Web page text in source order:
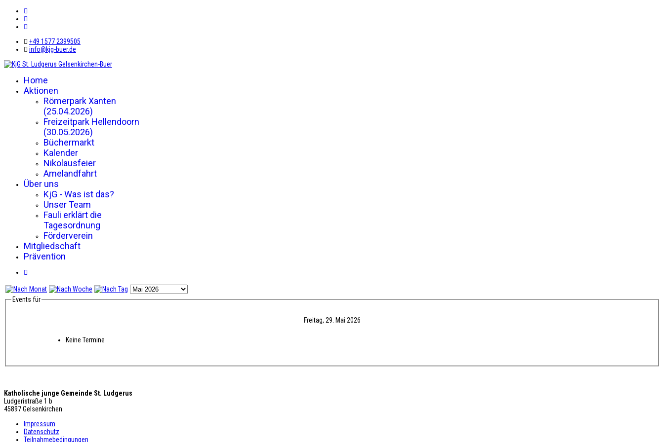
+49 1577 2399505
info@kjg-buer.de
Home
Aktionen
Römerpark Xanten
(25.04.2026)
Freizeitpark Hellendoorn
(30.05.2026)
Büchermarkt
Kalender
Nikolausfeier
Amelandfahrt
Über uns
KjG - Was ist das?
Unser Team
Fauli erklärt die
Tagesordnung
Förderverein
Mitgliedschaft
Prävention
Events für
Freitag, 29. Mai 2026
Keine Termine
Katholische junge Gemeinde St. Ludgerus
Ludgeristraße 1 b
45897 Gelsenkirchen
Impressum
Datenschutz
Teilnahmebedingungen